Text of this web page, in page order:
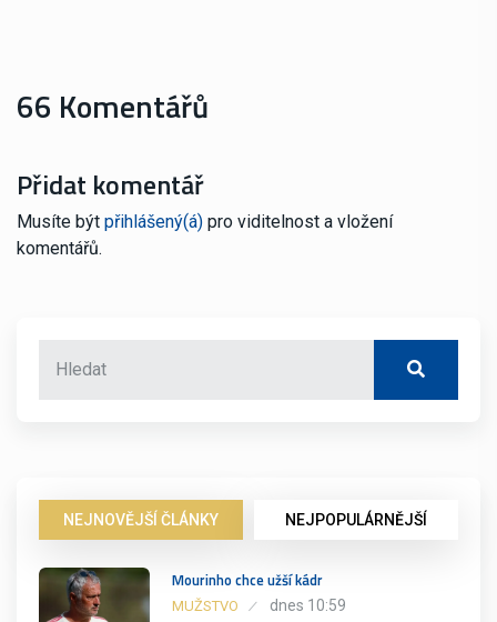
66 Komentářů
Přidat komentář
Musíte být přihlášený(á) pro viditelnost a vložení
komentářů.
NEJNOVĚJŠÍ ČLÁNKY NEJPOPULÁRNĚJŠÍ
Mourinho chce užší kádr
MUŽSTVO dnes 10:59